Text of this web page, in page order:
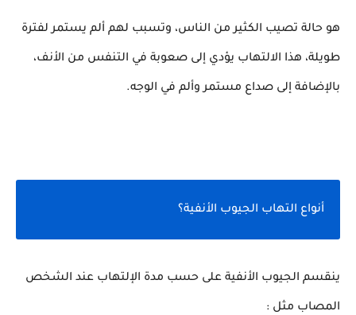
هو حالة تصيب الكثير من الناس، وتسبب لهم ألم يستمر لفترة
طويلة، هذا الالتهاب يؤدي إلى صعوبة في التنفس من الأنف،
بالإضافة إلى صداع مستمر وألم في الوجه.
أنواع التهاب الجيوب الأنفية؟
ينقسم الجيوب الأنفية على حسب مدة الإلتهاب عند الشخص
المصاب مثل :